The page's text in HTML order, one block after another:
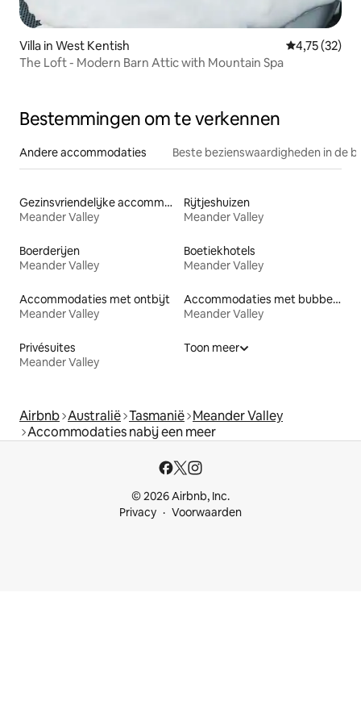
Villa in West Kentish Gemiddelde
4,75 (32)
The Loft - Modern Barn Attic with Mountain Spa
Bestemmingen om te verkennen
Andere accommodaties Beste bezienswaardigheden in de
Gezinsvriendelijke accommodaties
Meander Valley
Rijtjeshuizen
Meander Valley
Boerderijen
Meander Valley
Boetiekhotels
Meander Valley
Accommodaties met ontbijt
Meander Valley
Accommodaties met bubbelbad
Meander Valley
Privésuites
Meander Valley
Toon meer
Airbnb Australië Tasmanië Meander Valley
Accommodaties nabij een meer
© 2026 Airbnb, Inc.
Privacy
Voorwaarden